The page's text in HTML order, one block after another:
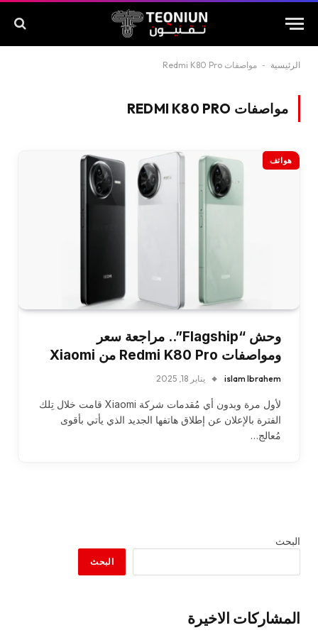
الرئيسية - مواصفات Redmi K80 Pro
مواصفات REDMI K80 PRO
هواتف
وحش “Flagship”.. مراجعة سعر
ومواصفات Redmi K80 Pro من Xiaomi
islam Ibrahem يناير 18, 2025
لأول مرة وبدون أي مُقدمات شركة Xiaomi قامت خلال تِلك
الفترة بالإعلان عن إطلاق هاتفها الجديد الذي يأتي بأقوى
مُعالج…
البحث
البحث
المشاركات الاخيرة